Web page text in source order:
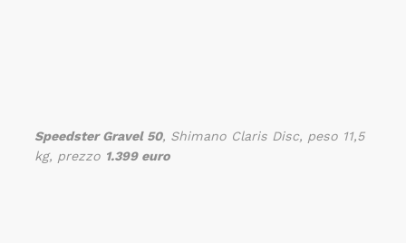
Speedster Gravel 50, Shimano Claris Disc, peso 11,5
kg, prezzo 1.399 euro